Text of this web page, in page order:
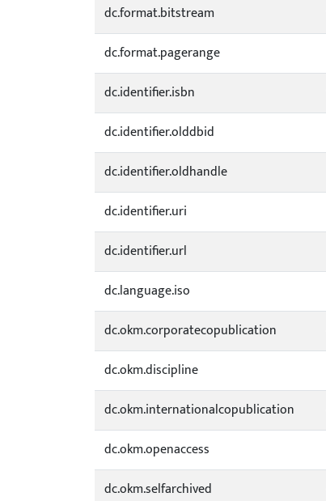
dc.format.bitstream
dc.format.pagerange
dc.identifier.isbn
dc.identifier.olddbid
dc.identifier.oldhandle
dc.identifier.uri
dc.identifier.url
dc.language.iso
dc.okm.corporatecopublication
dc.okm.discipline
dc.okm.internationalcopublication
dc.okm.openaccess
dc.okm.selfarchived